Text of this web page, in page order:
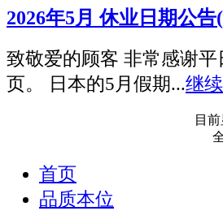
2026年5月 休业日期公
致敬爱的顾客 非常感谢
页。 日本的5月假期...继
目
首页
品质本位